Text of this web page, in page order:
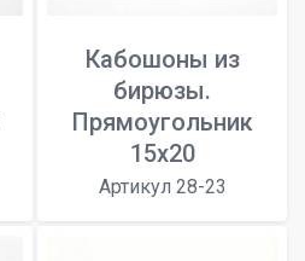
Кабошоны из
бирюзы.
Прямоугольник
15х20
Артикул 28-23